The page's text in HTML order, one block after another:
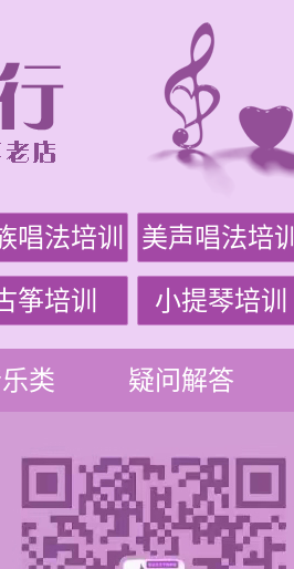
唱法培训 美声唱法培训
筝培训 小提琴培训
类 疑问解答